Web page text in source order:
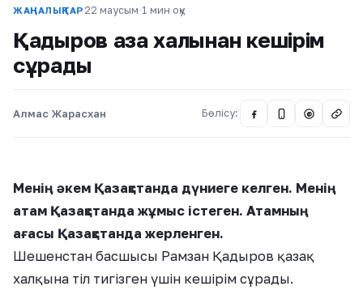
ЖАҢАЛЫҚТАР 22 маусым·1 мин оқу
Қадыров қазақ халқынан кешірім
сұрады
Алмас Жарасхан Бөлісу: @
Менің әкем Қазақстанда дүниеге келген. Менің
атам Қазақстанда жұмыс істеген. Атамның
ағасы Қазақстанда жерленген.
Шешенстан басшысы Рамзан Қадыров қазақ
халқына тіл тигізген үшін кешірім сұрады.